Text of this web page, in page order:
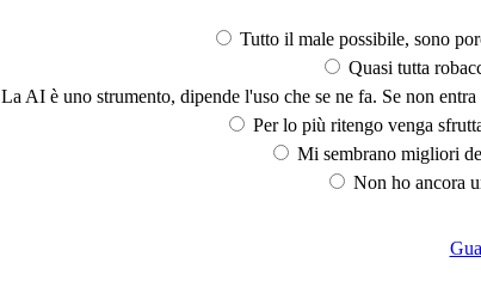
Tutto il male possibile, sono
Quasi tutta
La AI è uno strumento, dipende l'uso che se ne fa. Se non
Per lo più ritengo venga
Mi sembrano migliori
Non ho ancora